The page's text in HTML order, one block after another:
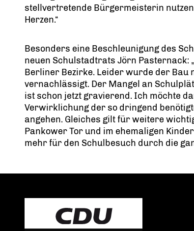
stellvertretende Bürgermeisterin
Herzen.“
Besonders eine Beschleunigung des
neuen Schulstadtrats Jörn Pasternack:
Berliner Bezirke. Leider wurde der Bau
vernachlässigt. Der Mangel an
ist schon jetzt gravierend. Ich möchte
Verwirklichung der so dringend
angehen. Gleiches gilt für weitere
Pankower Tor und im ehemaligen
mehr für den Schulbesuch durch die